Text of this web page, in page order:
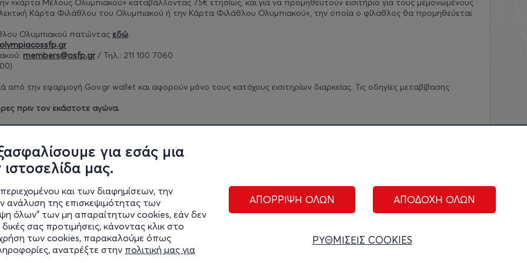
για εσάς μια
μας.
και των διαφημίσεων, την
ανάλυση της επισκεψιμότητας των
όλων" των μη απαραίτητων cookies, εάν δεν
σας προτιμήσεις, κάνοντας κλικ στο
χρήση των cookies, παρακαλούμε όπως
ανατρέξτε στην πολιτική μας για
ΑΠΟΡΡΙΨΗ ΟΛΩΝ ΑΠΟΔΟΧΗ ΟΛΩΝ
ΡΥΘΜΙΣΕΙΣ COOKIES
«κάρτα Μέλους Ολυμπιακού» καταβάλλοντας 75€ ετησίως, και για να προμηθευτούν εισιτήριο για τους μεμονωμένους
Κάρτα Φιλάθλου του Ολυμπιακού ή την Κάρτα Φιλάθλου Ολυμπιακού», την οποία ο φίλαθλος θα προμηθεύεται
Ολυμπιακού πατώντας εδώ.
members@osfp.gr / Τηλ.: 211 100 7060
από την εφαρμογή Gov.gr wallet και αφορούν μόνο τους κατόχους εισιτηρίων διαρκείας. Τις οδηγίες μεταβίβασης
πριν τον εκάστοτε αγώνα.
πατήστεεδώ.
ΑΚΟΛΟΥΘΗΣΤΕ ΜΑΣ: